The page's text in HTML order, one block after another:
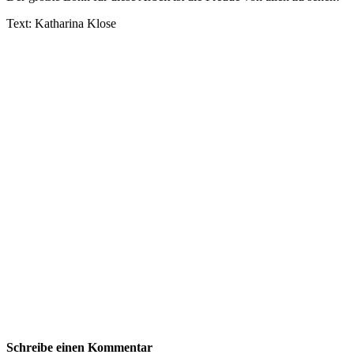
Text: Katharina Klose
Schreibe einen Kommentar